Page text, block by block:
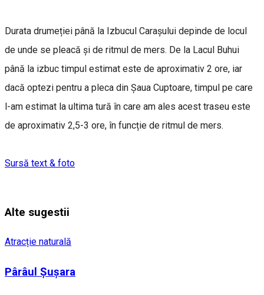
Durata drumeției până la Izbucul Carașului depinde de locul
de unde se pleacă și de ritmul de mers. De la Lacul Buhui
până la izbuc timpul estimat este de aproximativ 2 ore, iar
dacă optezi pentru a pleca din Șaua Cuptoare, timpul pe care
l-am estimat la ultima tură în care am ales acest traseu este
de aproximativ 2,5-3 ore, în funcție de ritmul de mers.
Sursă text & foto
Alte sugestii
Atracție naturală
Pârâul Șușara